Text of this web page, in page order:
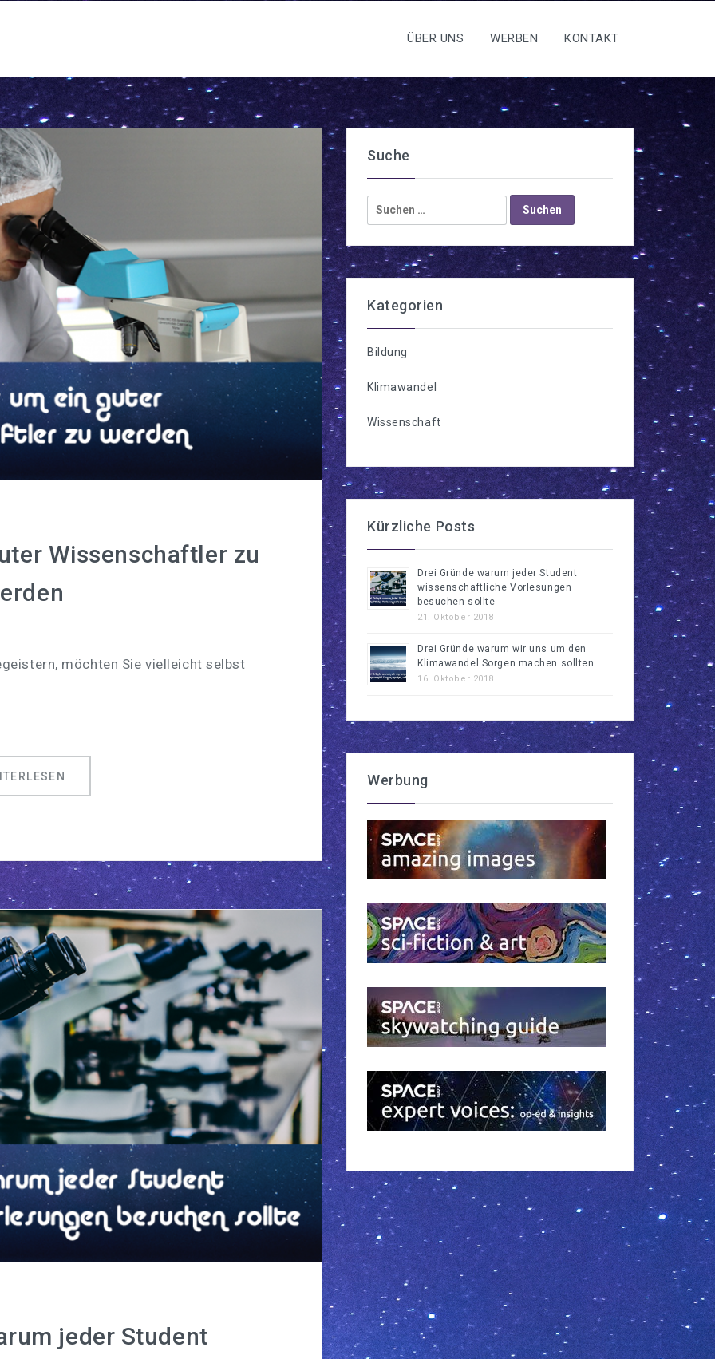
ÜBER UNS WERBEN KONTAKT
Wissenschaftler zu
möchten Sie vielleicht selbst
jeder Student
Suche
Suchen
nach:
Kategorien
Bildung
Klimawandel
Wissenschaft
Kürzliche Posts
Drei Gründe warum jeder Student
wissenschaftliche Vorlesungen
besuchen sollte
21. Oktober 2018
Drei Gründe warum wir uns um den
Klimawandel Sorgen machen sollten
16. Oktober 2018
Werbung